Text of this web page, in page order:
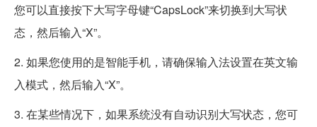
您可以直接按下大写字母键“CapsLock”来切换到大写状
态，然后输入“X”。
2. 如果您使用的是智能手机，请确保输入法设置在英文输
入模式，然后输入“X”。
3. 在某些情况下，如果系统没有自动识别大写状态，您可